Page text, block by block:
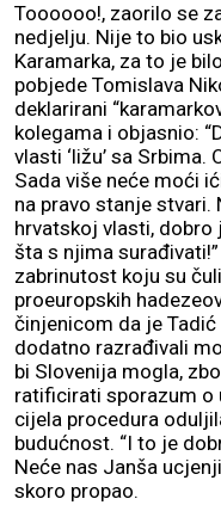
Toooooo!, zaorilo se
nedjelju. Nije to bio
Karamarka, za to je
pobjede Tomislava
deklarirani
kolegama i objasnio:
vlasti ‘ližu’ sa
Sada više neće moći
na pravo stanje stvari.
hrvatskoj vlasti, dobro
šta s njima
zabrinutost koju su
proeuropskih
činjenicom da je
dodatno razrađivali
bi Slovenija mogla,
ratificirati sporazum o
cijela procedura
budućnost. “I to je
Neće nas Janša
skoro propao.